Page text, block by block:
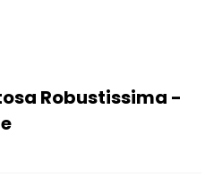
Robustissima -